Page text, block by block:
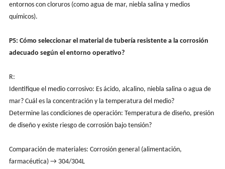
entornos con cloruros (como agua de mar, niebla salina y medios
químicos).
P5: Cómo seleccionar el material de tubería resistente a la corrosión
adecuado según el entorno operativo?
R:
Identifique el medio corrosivo: Es ácido, alcalino, niebla salina o agua de
mar? Cuál es la concentración y la temperatura del medio?
Determine las condiciones de operación: Temperatura de diseño, presión
de diseño y existe riesgo de corrosión bajo tensión?
Comparación de materiales: Corrosión general (alimentación,
farmacéutica) → 304/304L